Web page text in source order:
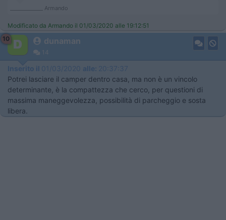
_____________ Armando
Modificato da Armando il 01/03/2020 alle 19:12:51
10
dunaman
14
Inserito il 01/03/2020 alle: 20:37:37
Potrei lasciare il camper dentro casa, ma non è un vincolo
determinante, è la compattezza che cerco, per questioni di
massima maneggevolezza, possibilità di parcheggio e sosta
libera.